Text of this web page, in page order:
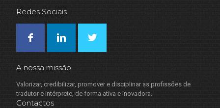
Redes Sociais
A nossa missão
Valorizar, credibilizar, promover e disciplinar as profissões de
tradutor e intérprete, de forma ativa e inovadora.
Contactos